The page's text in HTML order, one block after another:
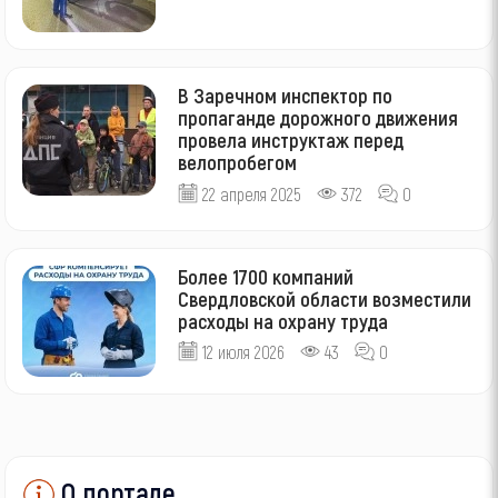
В Заречном инспектор по
пропаганде дорожного движения
провела инструктаж перед
велопробегом
22 апреля 2025 372 0
Более 1700 компаний
Свердловской области возместили
расходы на охрану труда
12 июля 2026 43 0